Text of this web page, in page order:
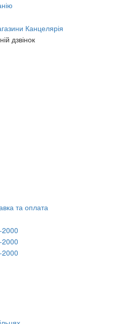
Канцелярія
дзвінок
та оплата